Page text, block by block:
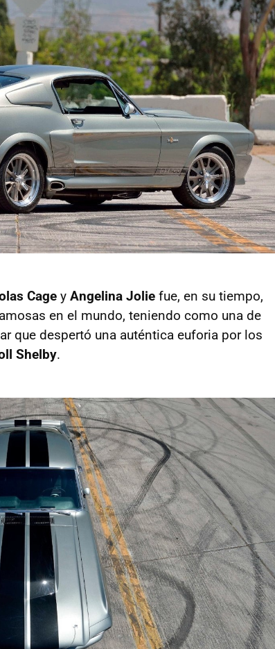
Cage y Angelina Jolie fue, en su tiempo,
en el mundo, teniendo como una de
que despertó una auténtica euforia por los
Shelby.